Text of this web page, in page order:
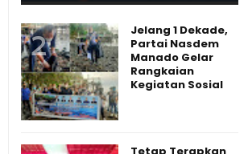
Jelang 1 Dekade,
Partai Nasdem
Manado Gelar
Rangkaian
Kegiatan Sosial